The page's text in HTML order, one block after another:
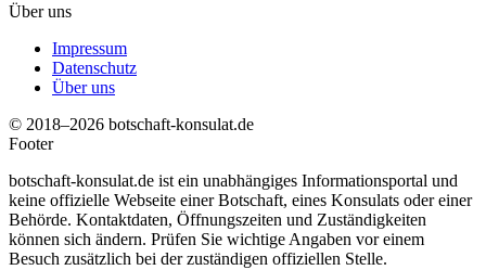
Über uns
Impressum
Datenschutz
Über uns
© 2018–2026 botschaft-konsulat.de
Footer
botschaft-konsulat.de ist ein unabhängiges Informationsportal und
keine offizielle Webseite einer Botschaft, eines Konsulats oder einer
Behörde. Kontaktdaten, Öffnungszeiten und Zuständigkeiten
können sich ändern. Prüfen Sie wichtige Angaben vor einem
Besuch zusätzlich bei der zuständigen offiziellen Stelle.